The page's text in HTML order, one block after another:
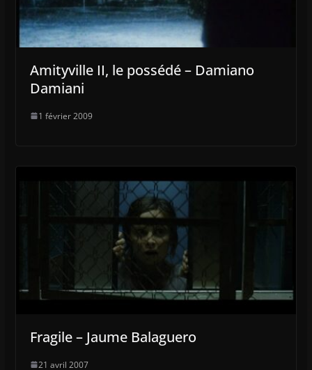
Amityville II, le possédé – Damiano
Damiani
1 février 2009
Fragile – Jaume Balaguero
21 avril 2007